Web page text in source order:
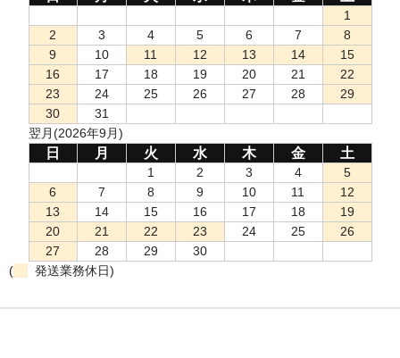
1
2
3 4 5 6 7
8
9
10 11 12 13 14
15
16
17 18 19 20 21
22
23
24 25 26 27 28
29
30
31
翌月(2026年9月)
日 月 火 水 木 金 土
1 2 3 4
5
6
7 8 9 10 11
12
13
14 15 16 17 18
19
20
21 22 23 24 25
26
27
28 29
30
(
発送業務休日)